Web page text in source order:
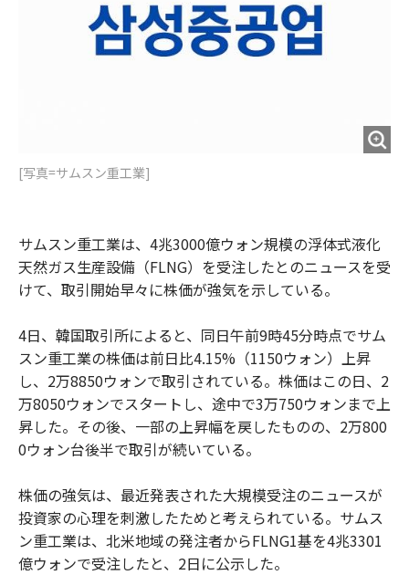
[写真=サムスン重工業]
サムスン重工業は、4兆3000億ウォン規模の浮体式液化
天然ガス生産設備（FLNG）を受注したとのニュースを受
けて、取引開始早々に株価が強気を示している。
4日、韓国取引所によると、同日午前9時45分時点でサム
スン重工業の株価は前日比4.15%（1150ウォン）上昇
し、2万8850ウォンで取引されている。株価はこの日、2
万8050ウォンでスタートし、途中で3万750ウォンまで上
昇した。その後、一部の上昇幅を戻したものの、2万800
0ウォン台後半で取引が続いている。
株価の強気は、最近発表された大規模受注のニュースが
投資家の心理を刺激したためと考えられている。サムス
ン重工業は、北米地域の発注者からFLNG1基を4兆3301
億ウォンで受注したと、2日に公示した。